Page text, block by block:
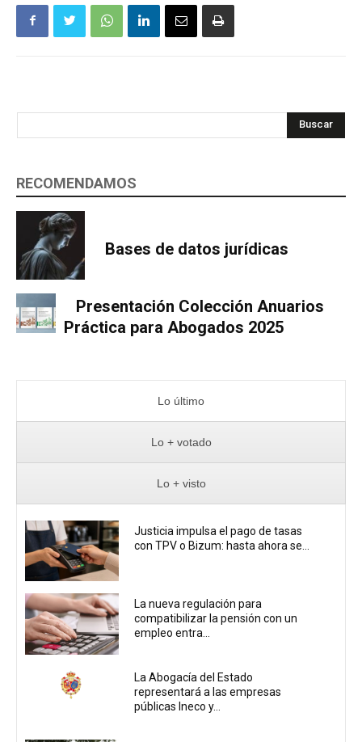
Buscar
RECOMENDAMOS
Bases de datos jurídicas
Presentación Colección Anuarios
Práctica para Abogados 2025
Lo último
Lo + votado
Lo + visto
Justicia impulsa el pago de tasas
con TPV o Bizum: hasta ahora se...
La nueva regulación para
compatibilizar la pensión con un
empleo entra...
La Abogacía del Estado
representará a las empresas
públicas Ineco y...